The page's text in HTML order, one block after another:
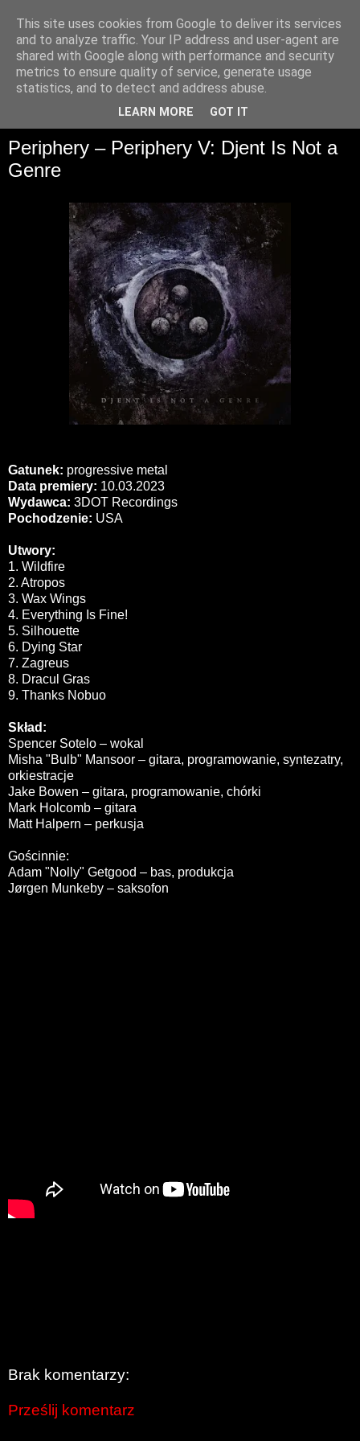
Periphery – Periphery V: Djent Is Not a
Genre
Gatunek: progressive metal
Data premiery: 10.03.2023
Wydawca: 3DOT Recordings
Pochodzenie: USA
Utwory:
1. Wildfire
2. Atropos
3. Wax Wings
4. Everything Is Fine!
5. Silhouette
6. Dying Star
7. Zagreus
8. Dracul Gras
9. Thanks Nobuo
Skład:
Spencer Sotelo – wokal
Misha "Bulb" Mansoor – gitara, programowanie, syntezatry,
orkiestracje
Jake Bowen – gitara, programowanie, chórki
Mark Holcomb – gitara
Matt Halpern – perkusja
Gościnnie:
Adam "Nolly" Getgood – bas, produkcja
Jørgen Munkeby – saksofon
Brak komentarzy:
Prześlij komentarz
This site uses cookies from Google to deliver its services
and to analyze traffic. Your IP address and user-agent are
shared with Google along with performance and security
metrics to ensure quality of service, generate usage
statistics, and to detect and address abuse.
LEARN MORE GOT IT